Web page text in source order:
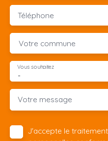
Téléphone
Votre commune
-
Vous souhaitez
Votre message
J'accepte le